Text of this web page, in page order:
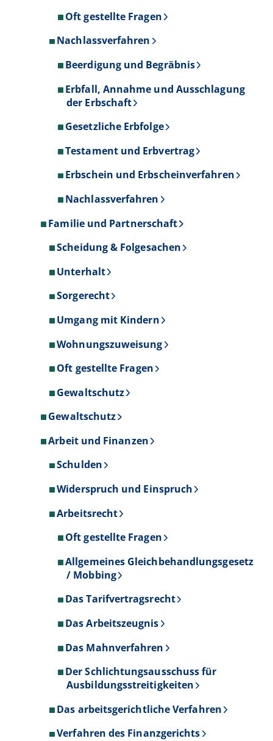
Oft gestellte Fragen
Nachlassverfahren
Beerdigung und Begräbnis
Erbfall, Annahme und Ausschlagung
der Erbschaft
Gesetzliche Erbfolge
Testament und Erbvertrag
Erbschein und Erbscheinverfahren
Nachlassverfahren
Familie und Partnerschaft
Scheidung & Folgesachen
Unterhalt
Sorgerecht
Umgang mit Kindern
Wohnungszuweisung
Oft gestellte Fragen
Gewaltschutz
Gewaltschutz
Arbeit und Finanzen
Schulden
Widerspruch und Einspruch
Arbeitsrecht
Oft gestellte Fragen
Allgemeines Gleichbehandlungsgesetz
/ Mobbing
Das Tarifvertragsrecht
Das Arbeitszeugnis
Das Mahnverfahren
Der Schlichtungsausschuss für
Ausbildungsstreitigkeiten
Das arbeitsgerichtliche Verfahren
Verfahren des Finanzgerichts